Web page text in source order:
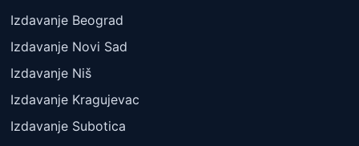
Izdavanje Beograd
Izdavanje Novi Sad
Izdavanje Niš
Izdavanje Kragujevac
Izdavanje Subotica